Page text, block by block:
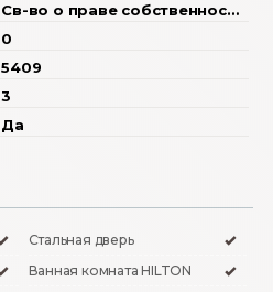
Св-во о праве собственности с кондоминимумом
0
5409
3
Да
Стальная дверь
Ванная комната HILTON